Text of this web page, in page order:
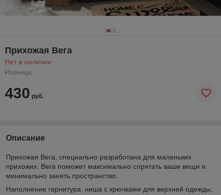
Прихожая Вега
Нет в наличии
Розница
430 руб.
Описание
Прихожая Вега, специально разработана для маленьких
прихожих. Вега поможет максимально спрятать ваши вещи и
минимально занять пространство.
Наполнение гарнитура: ниша с крючками для верхней одежды,